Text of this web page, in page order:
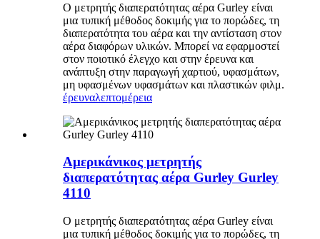
Ο μετρητής διαπερατότητας αέρα Gurley είναι
μια τυπική μέθοδος δοκιμής για το πορώδες, τη
διαπερατότητα του αέρα και την αντίσταση στον
αέρα διαφόρων υλικών. Μπορεί να εφαρμοστεί
στον ποιοτικό έλεγχο και στην έρευνα και
ανάπτυξη στην παραγωγή χαρτιού, υφασμάτων,
μη υφασμένων υφασμάτων και πλαστικών φιλμ.
έρευναλεπτομέρεια
Αμερικάνικος μετρητής
διαπερατότητας αέρα Gurley Gurley
4110
Ο μετρητής διαπερατότητας αέρα Gurley είναι
μια τυπική μέθοδος δοκιμής για το πορώδες, τη